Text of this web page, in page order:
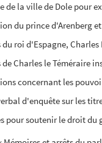
de la ville de Dole pour
du prince d'Arenberg
du roi d'Espagne,
de Charles le Téméraire
concernant les
d'enquête sur les
pour soutenir le droit